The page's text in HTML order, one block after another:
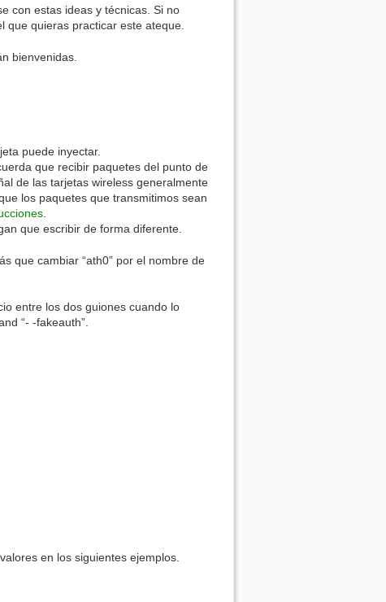
con estas ideas y técnicas. Si no
que quieras practicar este ateque.
bienvenidas.
puede inyectar.
que recibir paquetes del punto de
de las tarjetas wireless generalmente
los paquetes que transmitimos sean
que escribir de forma diferente.
que cambiar “ath0” por el nombre de
entre los dos guiones cuando lo
“- -fakeauth”.
en los siguientes ejemplos.